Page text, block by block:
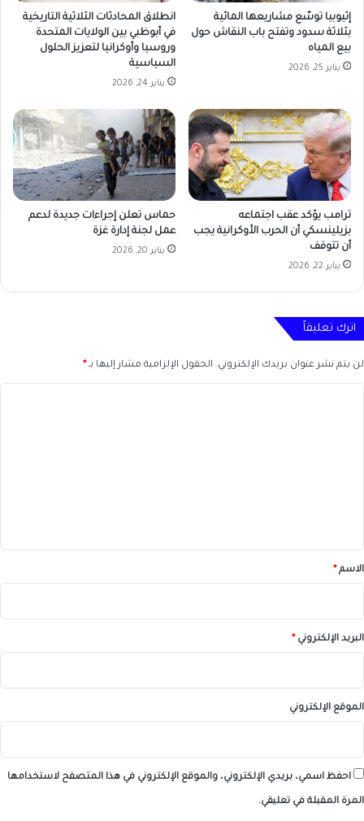
إثيوبيا توسّع مشاريعها المائية
بثلاثة سدود وتفتح باب النقاش حول
بيع المياه
يناير 25, 2026
انطلاق المحادثات الثلاثية التاريخية
في أبوظبي بين الولايات المتحدة
وروسيا وأوكرانيا لتعزيز الحلول
السياسية
يناير 24, 2026
ترامب يؤكد عقب اجتماعه
بزيلينسكي أن الحرب الأوكرانية يجب
أن تتوقف
يناير 22, 2026
حماس تعلن إجراءات جديدة لدعم
عمل لجنة إدارة غزة
يناير 20, 2026
اترك تعليقاً
لن يتم نشر عنوان بريدك الإلكتروني. الحقول الإلزامية مشار إليها بـ*
*الاسم*
البريد الإلكتروني*
الموقع الإلكتروني
احفظ اسمي، بريدي الإلكتروني، والموقع الإلكتروني في هذا المتصفح لاستخدامها
المرة المقبلة في تعليقي.